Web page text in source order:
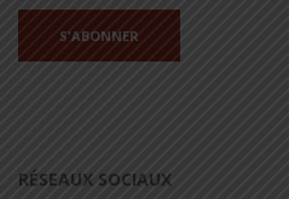
RÉSEAUX SOCIAUX